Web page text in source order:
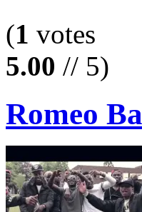
(1 votes
5.00 // 5)
Romeo